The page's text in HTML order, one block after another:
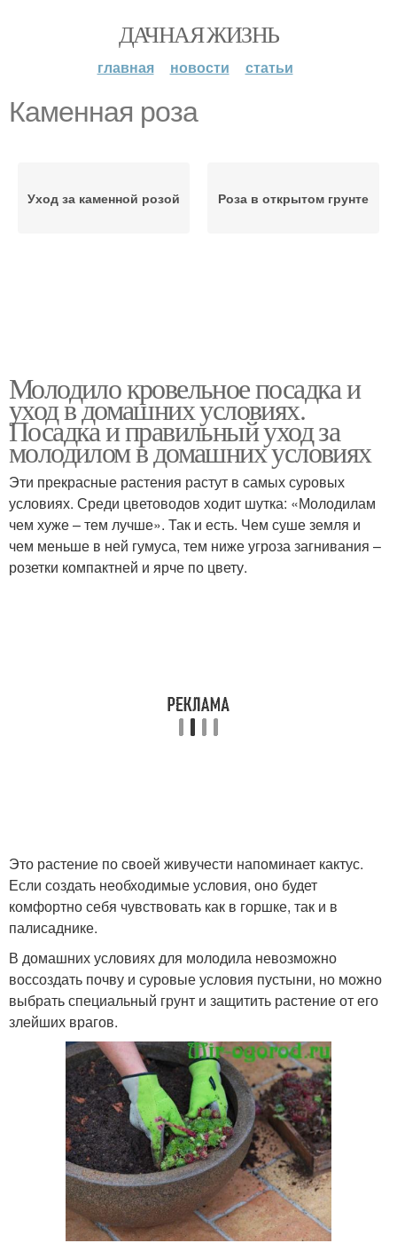
ДАЧНАЯ ЖИЗНЬ
главная новости статьи
Каменная роза
Уход за каменной розой Роза в открытом грунте
Молодило кровельное посадка и
уход в домашних условиях.
Посадка и правильный уход за
молодилом в домашних условиях
Эти прекрасные растения растут в самых суровых
условиях. Среди цветоводов ходит шутка: «Молодилам
чем хуже – тем лучше». Так и есть. Чем суше земля и
чем меньше в ней гумуса, тем ниже угроза загнивания –
розетки компактней и ярче по цвету.
Это растение по своей живучести напоминает кактус.
Если создать необходимые условия, оно будет
комфортно себя чувствовать как в горшке, так и в
палисаднике.
В домашних условиях для молодила невозможно
воссоздать почву и суровые условия пустыни, но можно
выбрать специальный грунт и защитить растение от его
злейших врагов.